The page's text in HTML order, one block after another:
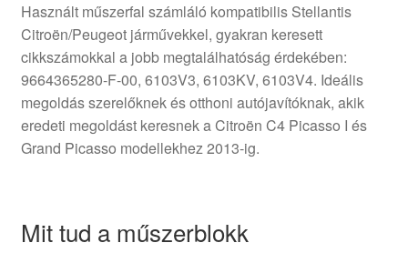
Használt műszerfal számláló kompatibilis Stellantis
Citroën/Peugeot járművekkel, gyakran keresett
cikkszámokkal a jobb megtalálhatóság érdekében:
9664365280-F-00, 6103V3, 6103KV, 6103V4. Ideális
megoldás szerelőknek és otthoni autójavítóknak, akik
eredeti megoldást keresnek a Citroën C4 Picasso I és
Grand Picasso modellekhez 2013-ig.
Mit tud a műszerblokk